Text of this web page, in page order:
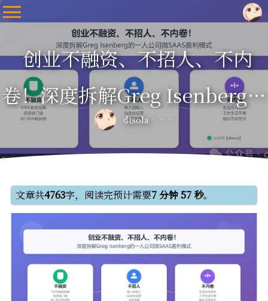
创业不融资、不招人、不内
卷！深度拆解Greg Isenberg的
一人公司微SAAS盈利模式
dtsola
文章共4763字，阅读完预计需要7 分钟 57 秒。